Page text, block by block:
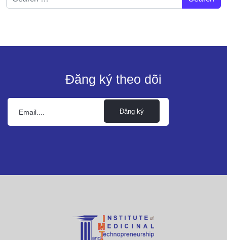
Đăng ký theo dõi
Đăng ký